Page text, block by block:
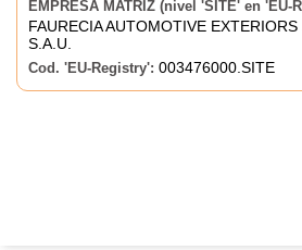
EMPRESA MATRIZ (nivel 'SITE' en 'EU-
FAURECIA AUTOMOTIVE EXTERIORS
S.A.U.
Cod. 'EU-Registry': 003476000.SITE